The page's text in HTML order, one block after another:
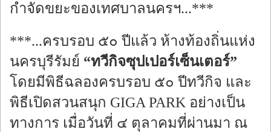
กำจัดขยะของเทศบาลนครฯ...***
***...ครบรอบ ๕๐ ปีแล้ว ห้างท้องถิ่นแห่ง
นครบุรีรัมย์ “ทวีกิจซุปเปอร์เซ็นเตอร์”
โดยมีพิธีฉลองครบรอบ ๕๐ ปีทวีกิจ และ
พิธีเปิดสวนสนุก GIGA PARK อย่างเป็น
ทางการ เมื่อวันที่ ๔ ตุลาคมที่ผ่านมา ณ